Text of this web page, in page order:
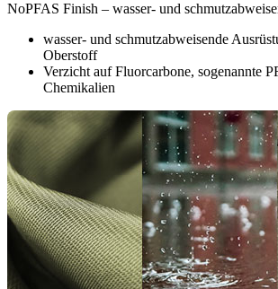
NoPFAS Finish – wasser- und
wasser- und schmutzabweisende
Oberstoff
Verzicht auf Fluorcarbone, sogenannte
Chemikalien